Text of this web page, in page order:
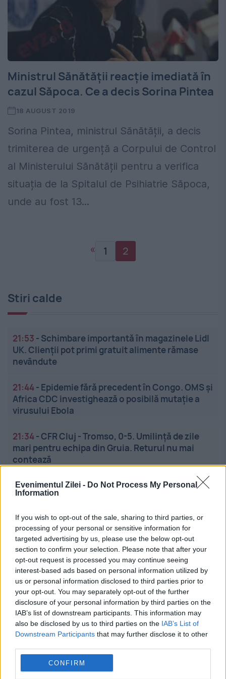
Evenimentul Zilei - Do Not Process My Personal
Information
If you wish to opt-out of the sale, sharing to third parties, or
processing of your personal or sensitive information for
targeted advertising by us, please use the below opt-out
section to confirm your selection. Please note that after your
opt-out request is processed you may continue seeing
interest-based ads based on personal information utilized by
us or personal information disclosed to third parties prior to
your opt-out. You may separately opt-out of the further
disclosure of your personal information by third parties on the
IAB’s list of downstream participants. This information may
also be disclosed by us to third parties on the IAB’s List of
Downstream Participants that may further disclose it to other
CONFIRM
Ministrul Sănătății reacție imediată în
cazul Săpoca. Ce a decis Sorina Pintea
18 AUGUST 2019
Sorina Pintea, ministrul Sănătății, a decis
trimiterea de urgență a Corpului de Control
al Ministerului Sănătății pentru a verifica
situația de la Spitalul de Psihiatrie Săpoca,
unde au fost 13...
« 1 2
Stiri calde
21:53 - Schimbare importantă în magazinele Lidl
UK. Clienții pot primi gratuit alimente rămase
nevândute
21:44- Epidemie fără precedent în Congo. OMS și
Africa CDC investighează o posibilă mutație a
virusului Ebola
21:34-CFR Cluj - Tromso, 0-5. Umilință de zile
mari pentru echipa din Gruia. Returul nu mai
contează
21:23-Un nou proiect dubios al Nataliei Morari.
O echipă pro-rusă vrea să înveţe jurnaliştii „să
21:14-Adrian Câciu acuză PNL și USR de
bipolarism politic după contestația depusă la
CCR
21:03-Credeai că birocrația e doar un mit.
Funcționarii europeni spun că este colegul lor
de birou